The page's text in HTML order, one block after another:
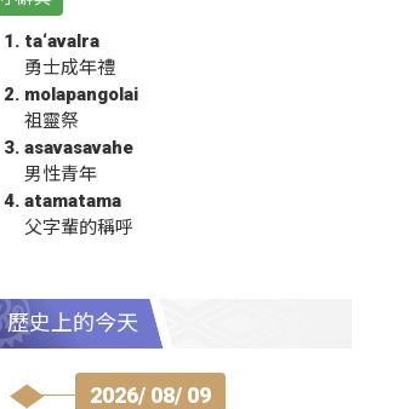
ta‘avalra
勇士成年禮
molapangolai
祖靈祭
asavasavahe
男性青年
atamatama
父字輩的稱呼
歷史上的今天
2026/ 08/ 09